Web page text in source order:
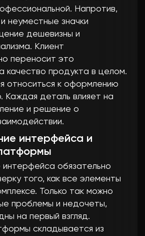
Напротив,
неуместные значки
дешевизны и
Клиент
переносит это
качество продукта в целом.
относиться к оформлению
Каждая деталь влияет на
и решение о
интерфейса и
обязательно
того, как все элементы
Только так можно
проблемы и недочеты,
на первый взгляд.
складывается из